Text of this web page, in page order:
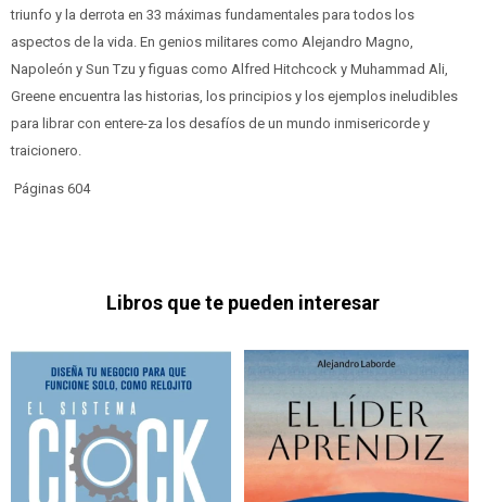
triunfo y la derrota en 33 máximas fundamentales para todos los
aspectos de la vida. En genios militares como Alejandro Magno,
Napoleón y Sun Tzu y figuas como Alfred Hitchcock y Muhammad Ali,
Greene encuentra las historias, los principios y los ejemplos ineludibles
para librar con entere-za los desafíos de un mundo inmisericorde y
traicionero.
Páginas 604
Libros que te pueden interesar